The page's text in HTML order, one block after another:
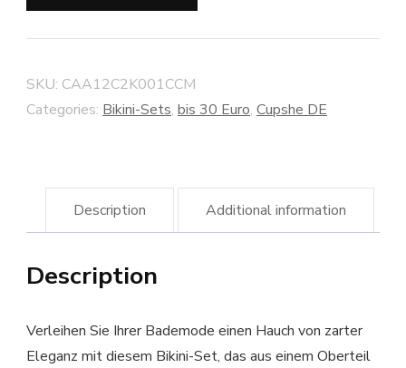
SKU: CAA12C2K001CCM
Categories: Bikini-Sets, bis 30 Euro, Cupshe DE
Description Additional information
Description
Verleihen Sie Ihrer Bademode einen Hauch von zarter
Eleganz mit diesem Bikini-Set, das aus einem Oberteil